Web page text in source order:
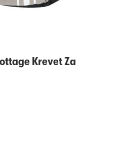
Krevet Za